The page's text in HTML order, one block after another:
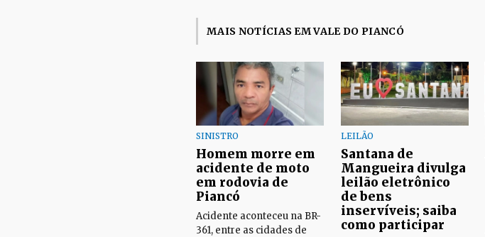
MAIS NOTÍCIAS EM VALE DO PIANCÓ
SINISTRO
Homem morre em
acidente de moto
em rodovia de
Piancó
Acidente aconteceu na BR-
361, entre as cidades de
LEILÃO
Santana de
Mangueira divulga
leilão eletrônico
de bens
inservíveis; saiba
como participar